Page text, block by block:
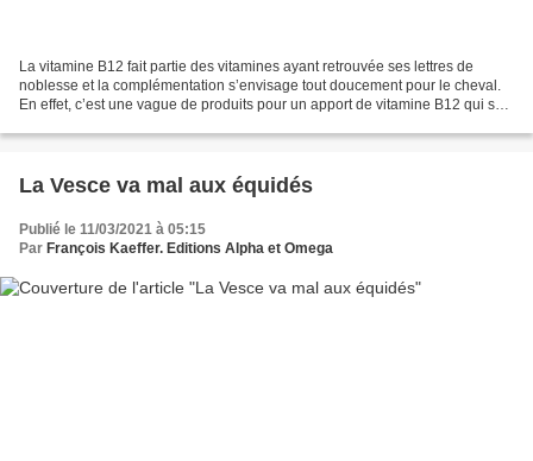
La vitamine B12 fait partie des vitamines ayant retrouvée ses lettres de
noblesse et la complémentation s’envisage tout doucement pour le cheval.
En effet, c’est une vague de produits pour un apport de vitamine B12 qui se
La Vesce va mal aux équidés
Publié le 11/03/2021 à 05:15
Par François Kaeffer. Editions Alpha et Omega